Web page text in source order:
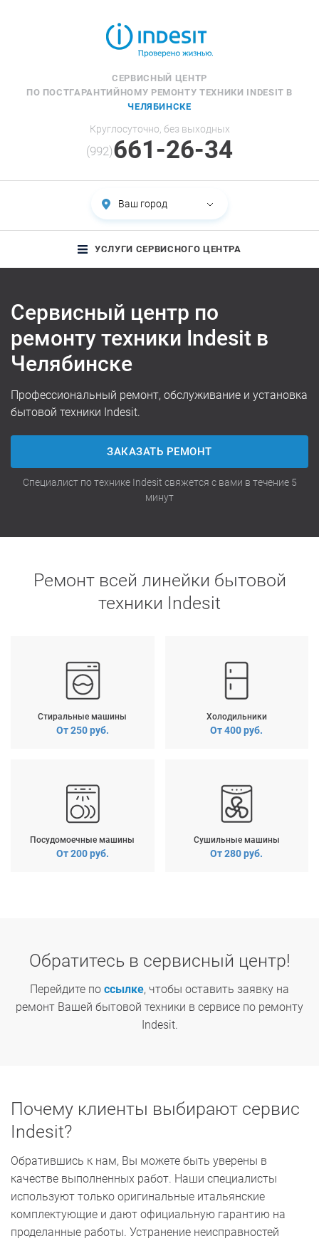
СЕРВИСНЫЙ ЦЕНТР
ПО ПОСТГАРАНТИЙНОМУ РЕМОНТУ ТЕХНИКИ INDESIT В
ЧЕЛЯБИНСКЕ
Круглосуточно, без выходных
(992)661-26-34
Ваш город
УСЛУГИ СЕРВИСНОГО ЦЕНТРА
Сервисный центр по
ремонту техники Indesit в
Челябинске
Профессиональный ремонт, обслуживание и установка
бытовой техники Indesit.
ЗАКАЗАТЬ РЕМОНТ
Специалист по технике Indesit свяжется с вами в течение 5
минут
Ремонт всей линейки бытовой
техники Indesit
Стиральные машины
От 250 руб.
Холодильники
От 400 руб.
Посудомоечные машины
От 200 руб.
Сушильные машины
От 280 руб.
Обратитесь в сервисный центр!
Перейдите по ссылке, чтобы оставить заявку на
ремонт Вашей бытовой техники в сервисе по ремонту
Indesit.
Почему клиенты выбирают сервис
Indesit?
Обратившись к нам, Вы можете быть уверены в
качестве выполненных работ. Наши специалисты
используют только оригинальные итальянские
комплектующие и дают официальную гарантию на
проделанные работы. Устранение неисправностей